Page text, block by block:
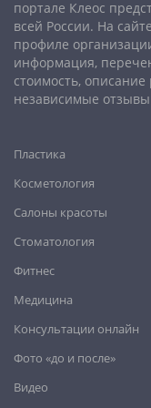
Норильск,Омск, Орёл
Петрозаводск,
на-Дону,Рыбинск,
Севастополь,
Старый
Улан-Удэ
Челябинск
портале Клеос
всей России. На
профиле
информация,
стоимость,
независимые
Пластика
Косметология
Салоны красоты
Стоматология
Фитнес
Медицина
Консультации онлайн
Фото «до и после»
Видео